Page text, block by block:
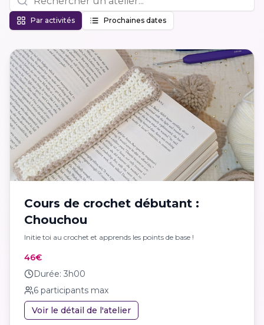
Par activités Prochaines dates
Cours de crochet débutant :
Chouchou
Initie toi au crochet et apprends les points de base !
46€
Durée: 3h00
6 participants max
Voir le détail de l'atelier